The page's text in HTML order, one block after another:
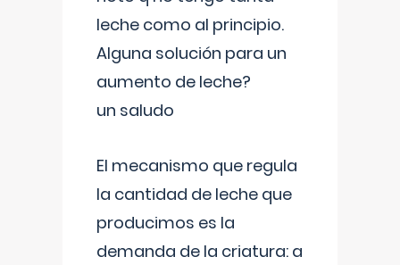
leche como al principio.
Alguna solución para un
aumento de leche?
un saludo
El mecanismo que regula
la cantidad de leche que
producimos es la
demanda de la criatura: a